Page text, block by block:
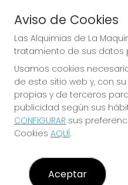
Peñas
Boletos digitales
Acceso
Registro
CONTACTO
ADMINISTRACION DE
RECEPTOR OFICIAL:
Maquinista, repartiendo
933608833
Barcelona, 08030
(Barcelona) España
Aviso de Cookies
Las Alquimias de La
tratamiento de sus datos
Usamos cookies
de este sitio web y, con
propias y de terceros
publicidad según sus
CONFIGURAR sus
Cookies AQUÍ.
Aceptar